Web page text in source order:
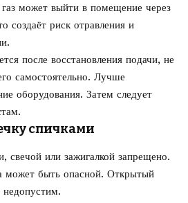
газ может выйти в помещение через
создаёт риск отравления и
после восстановления подачи, не
самостоятельно. Лучше
оборудования. Затем следует
спичками
свечой или зажигалкой запрещено.
может быть опасной. Открытый
недопустим.